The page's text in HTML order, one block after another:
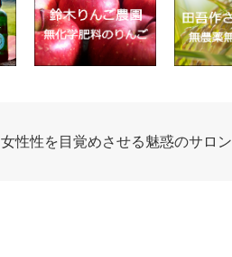
女性性を目覚めさせる魅惑のサロン